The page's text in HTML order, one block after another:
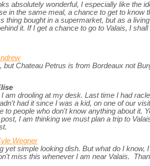
absolutely wonderful, I especially like the
in the same meal, a chance to get to know
thing bought in a supermarket, but as a
it. If I get a chance to go to Valais, I
but Chateau Petrus is from Bordeaux not
am drooling at my desk. Last time I had
had it since I was a kid, on one of our
to people who don't know anything about it.
I am thinking we must plan a trip to
Wegner
yet simple looking dish. But what do I know,
miss this whenever I am near Valais.